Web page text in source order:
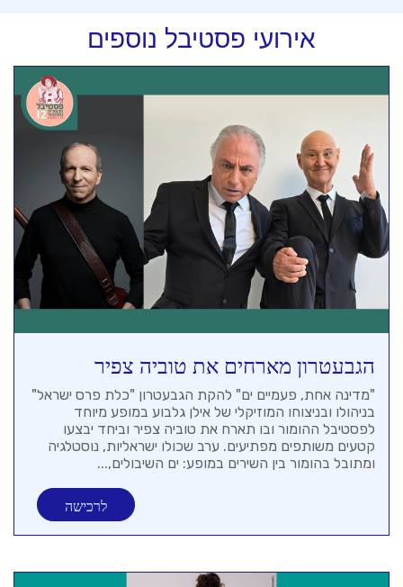
אירועי פסטיבל נוספים
הגבעטרון מארחים את טוביה צפיר
"מדינה אחת, פעמיים ים" להקת הגבעטרון "כלת פרס ישראל​"
בניהולו ובניצוחו המוזיקלי של אילן גלבוע במופע מיוחד
לפסטיבל ההומור ובו תארח את טוביה צפיר וביחד יבצעו
קטעים משותפים מפתיעים. ערב שכולו ישראליות, נוסטלגיה
ומתובל בהומור בין השירים במופע: ים השיבולים,...
לרכישה